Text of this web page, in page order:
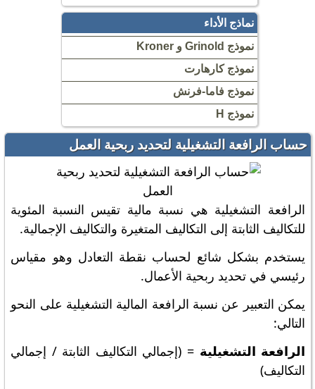
نماذج الأداء
نموذج Grinold و Kroner
نموذج كارهارت
نموذج فاما-فرنش
نموذج H
حساب الرافعة التشغيلية لتحديد ربحية العمل
الرافعة التشغيلية هي نسبة مالية تقيس النسبة المئوية
للتكاليف الثابتة إلى التكاليف المتغيرة والتكاليف الإجمالية.
يستخدم بشكل شائع لحساب نقطة التعادل وهو مقياس
رئيسي في تحديد ربحية الأعمال.
يمكن التعبير عن نسبة الرافعة المالية التشغيلية على النحو
التالي:
الرافعة التشغيلية = (إجمالي التكاليف الثابتة / إجمالي
التكاليف)